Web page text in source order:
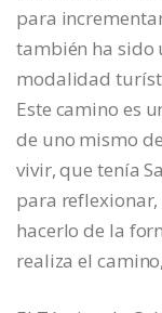
para
también ha sido
modalidad
Este camino es
de uno mismo
vivir, que tenía
para
hacerlo de la
realiza el